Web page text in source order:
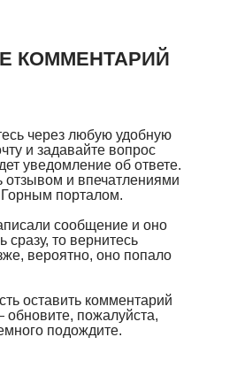
через любую удобную
и задавайте вопрос
уведомление об ответе.
отзывом и впечатлениями
порталом.
сообщение и оно
сразу, то вернитесь
вероятно, оно попало
оставить комментарий
пожалуйста,
подождите.
КОММЕНТАРИЙ